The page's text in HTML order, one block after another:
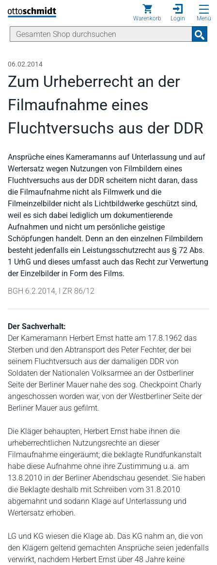
Direkt zum Inhalt
Warenkorb Login Menü
06.02.2014
Zum Urheberrecht an der
Filmaufnahme eines
Fluchtversuchs aus der DDR
Ansprüche eines Kameramanns auf Unterlassung und auf
Wertersatz wegen Nutzungen von Filmbildern eines
Fluchtversuchs aus der DDR scheitern nicht daran, dass
die Filmaufnahme nicht als Filmwerk und die
Filmeinzelbilder nicht als Lichtbildwerke geschützt sind,
weil es sich dabei lediglich um dokumentierende
Aufnahmen und nicht um persönliche geistige
Schöpfungen handelt. Denn an den einzelnen Filmbildern
besteht jedenfalls ein Leistungsschutzrecht aus § 72 Abs.
1 UrhG und dieses umfasst auch das Recht zur Verwertung
der Einzelbilder in Form des Films.
BGH 6.2.2014, I ZR 86/12
Der Sachverhalt:
Der Kameramann Herbert Ernst hatte am 17.8.1962 das
Sterben und den Abtransport des Peter Fechter, der bei
seinem Fluchtversuch aus der damaligen DDR von
Soldaten der Nationalen Volksarmee an der Ostberliner
Seite der Berliner Mauer nahe des sog. Checkpoint Charly
angeschossen worden war, von der Westberliner Seite der
Berliner Mauer aus gefilmt.
Die Kläger behaupten, Herbert Ernst habe ihnen die
urheberrechtlichen Nutzungsrechte an dieser
Filmaufnahme eingeräumt; die beklagte Rundfunkanstalt
habe diese Aufnahme ohne ihre Zustimmung u.a. am
13.8.2010 in der Berliner Abendschau gesendet. Sie haben
die Beklagte deshalb mit Schreiben vom 31.8.2010
abgemahnt und sodann Klage auf Unterlassung und
Wertersatz erhoben.
LG und KG wiesen die Klage ab. Das KG nahm an, die von
den Klägern geltend gemachten Ansprüche seien jedenfalls
verwirkt, nachdem Herbert Ernst über 48 Jahre keine